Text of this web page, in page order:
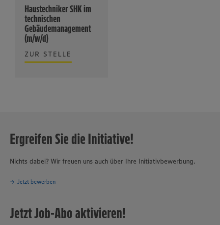
Haustechniker SHK im
technischen
Gebäudemanagement
(m/w/d)
ZUR STELLE
Ergreifen Sie die Initiative!
Nichts dabei? Wir freuen uns auch über Ihre Initiativbewerbung.
Jetzt bewerben
Jetzt Job-Abo aktivieren!